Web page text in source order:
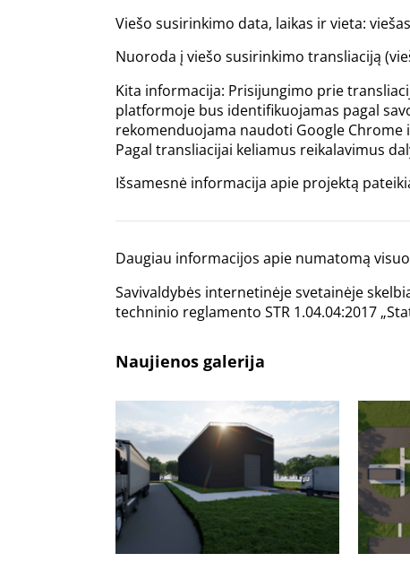
Viešo susirinkimo data, laikas ir vieta:
Nuoroda į viešo susirinkimo transliaciją
Kita informacija: Prisijungimo prie
platformoje bus identifikuojamas pagal
rekomenduojama naudoti Google
Pagal transliacijai keliamus reikalavimus
Išsamesnė informacija apie projektą
Daugiau informacijos apie numatomą
Savivaldybės internetinėje svetainėje
techninio reglamento STR 1.04.04:2017
Naujienos galerija